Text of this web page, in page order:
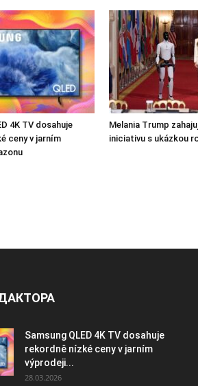
4K TV dosahuje
ceny v jarním
Melania Trump
iniciativu s ukázkou
Samsung QLED 4K TV dosahuje
rekordně nízké ceny v jarním
výprodeji...
28.03.2026